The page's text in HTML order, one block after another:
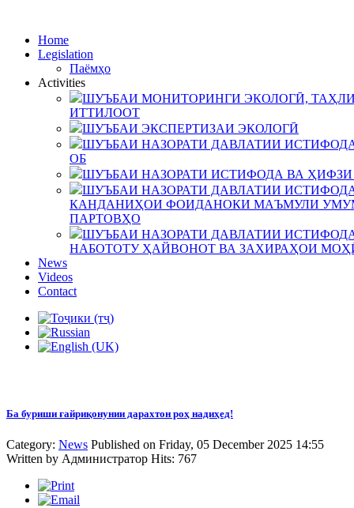
Home
Legislation
Паёмҳо
Activities
ШУЪБАИ МОНИТОРИНГИ ЭКОЛОГӢ,
ИТТИЛООТ
ШУЪБАИ ЭКСПЕРТИЗАИ ЭКОЛОГӢ
ШУЪБАИ НАЗОРАТИ ДАВЛАТИИ
ОБ
ШУЪБАИ НАЗОРАТИ ИСТИФОДА ВА
ШУЪБАИ НАЗОРАТИ ДАВЛАТИИ
КАНДАНИҲОИ ФОИДАНОКИ МАЪМУЛИ
ПАРТОВҲО
ШУЪБАИ НАЗОРАТИ ДАВЛАТИИ
НАБОТОТУ ҲАЙВОНОТ ВА ЗАХИРАҲОИ
News
Videos
Contact
Ба буриши ғайриқонунии дарахтон роҳ надиҳед!
Category: News Published on Friday, 05 December 2025 14:55
Written by Администратор Hits: 767